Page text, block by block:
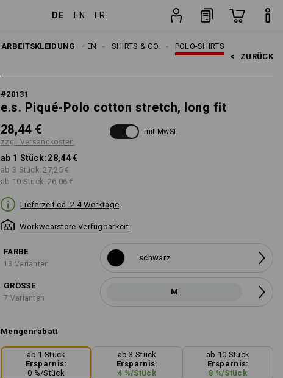
DE EN FR
ARBEITSKLEIDUNG POLO-SHIRTS
SHIRTS & CO.
HERREN
< ZURÜCK
#20131
e.s. Piqué-Polo cotton stretch, long fit
28,44 €
zzgl. Versandkosten
mit MwSt.
ab 1 Stück: 28,44 €
ab 3 Stück: 27,25 €
ab 10 Stück: 26,06 €
Lieferzeit ca. 2-4 Werktage
Workwearstore Verfügbarkeit
FARBE
13 Varianten
schwarz
GRÖSSE
7 Varianten
M
Mengenrabatt
ab 1 Stück
Ersparnis:
0 %/Stück
ab 3 Stück
Ersparnis:
4 %/Stück
ab 10 Stück
Ersparnis:
8 %/Stück